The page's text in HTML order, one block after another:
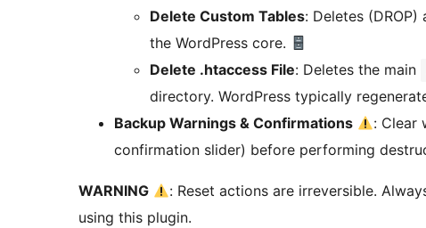
Delete Custom Tables: Deletes
the WordPress core.
Delete .htaccess File: Deletes the main
directory. WordPress typically
Backup Warnings & Confirmations
: Clear
confirmation slider) before performing
WARNING
: Reset actions are irreversible.
using this plugin.